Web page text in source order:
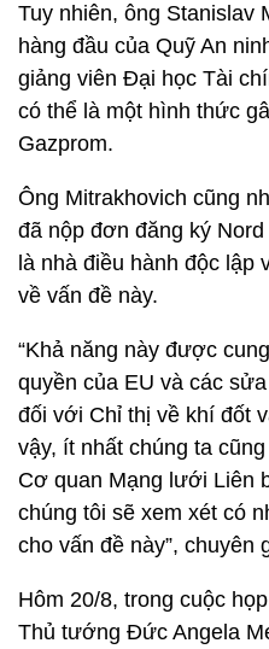
Tuy nhiên, ông Stanislav
hàng đầu của Quỹ An
giảng viên Đại học Tài
có thể là một hình thức
Gazprom.
Ông Mitrakhovich cũng
đã nộp đơn đăng ký
là nhà điều hành độc lập
về vấn đề này.
“Khả năng này được
quyền của EU và các
đối với Chỉ thị về khí đốt
vậy, ít nhất chúng ta
Cơ quan Mạng lưới Liên
chúng tôi sẽ xem xét có
cho vấn đề này”, chuyên
Hôm 20/8, trong cuộc
Thủ tướng Đức Angela